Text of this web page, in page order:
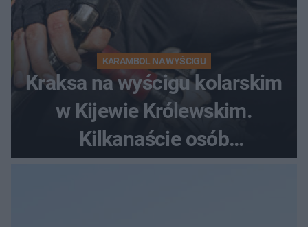
KARAMBOL NA WYŚCIGU
Kraksa na wyścigu kolarskim
w Kijewie Królewskim.
Kilkanaście osób